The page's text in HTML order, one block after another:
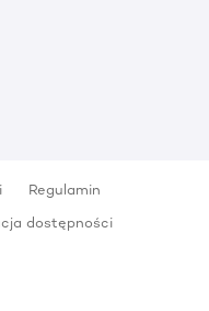
Regulamin
dostępności